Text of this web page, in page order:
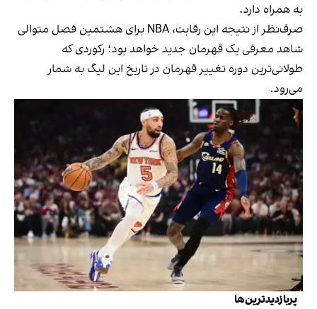
به همراه دارد.
صرف‌نظر از نتیجه این رقابت، NBA برای هشتمین فصل متوالی
شاهد معرفی یک قهرمان جدید خواهد بود؛ رکوردی که
طولانی‌ترین دوره تغییر قهرمان در تاریخ این لیگ به شمار
می‌رود.
پربازدیدترین‌ها